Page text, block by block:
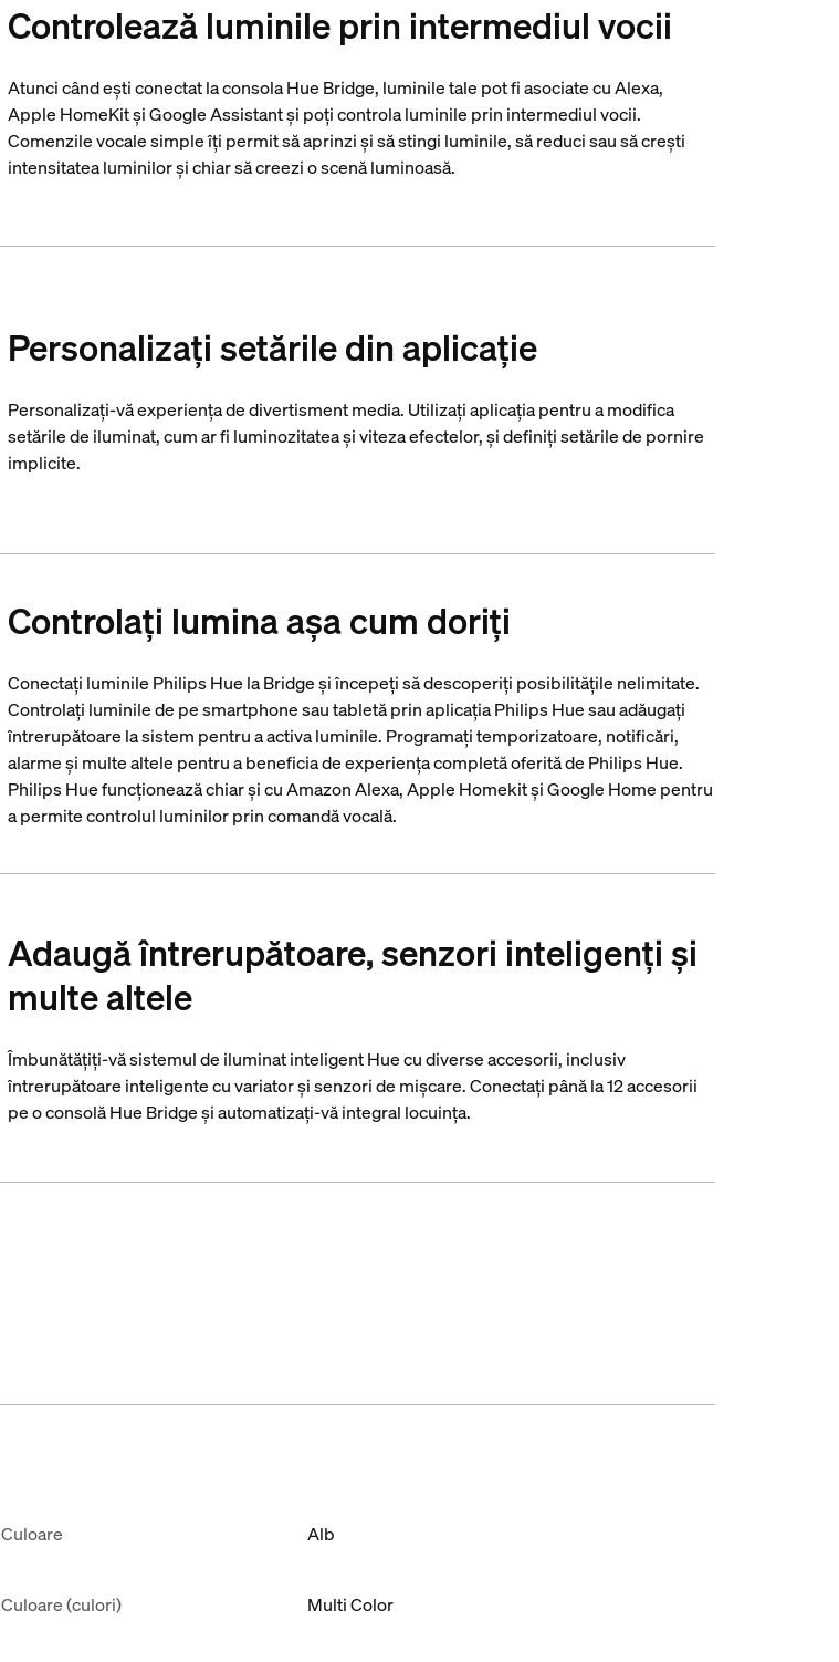
Controlează luminile prin intermediul vocii
Atunci când ești conectat la consola Hue Bridge, luminile tale pot fi asociate cu Alexa,
Apple HomeKit și Google Assistant și poți controla luminile prin intermediul vocii.
Comenzile vocale simple îți permit să aprinzi și să stingi luminile, să reduci sau să crești
intensitatea luminilor și chiar să creezi o scenă luminoasă.
Personalizați setările din aplicație
Personalizați-vă experiența de divertisment media. Utilizați aplicația pentru a modifica
setările de iluminat, cum ar fi luminozitatea și viteza efectelor, și definiți setările de pornire
implicite.
Controlați lumina așa cum doriți
Conectați luminile Philips Hue la Bridge și începeți să descoperiți posibilitățile nelimitate.
Controlați luminile de pe smartphone sau tabletă prin aplicația Philips Hue sau adăugați
întrerupătoare la sistem pentru a activa luminile. Programați temporizatoare, notificări,
alarme și multe altele pentru a beneficia de experiența completă oferită de Philips Hue.
Philips Hue funcționează chiar și cu Amazon Alexa, Apple Homekit și Google Home pentru
a permite controlul luminilor prin comandă vocală.
Adaugă întrerupătoare, senzori inteligenți și
multe altele
Îmbunătățiți-vă sistemul de iluminat inteligent Hue cu diverse accesorii, inclusiv
întrerupătoare inteligente cu variator și senzori de mișcare. Conectați până la 12 accesorii
pe o consolă Hue Bridge și automatizați-vă integral locuința.
Culoare Alb
Culoare (culori) Multi Color